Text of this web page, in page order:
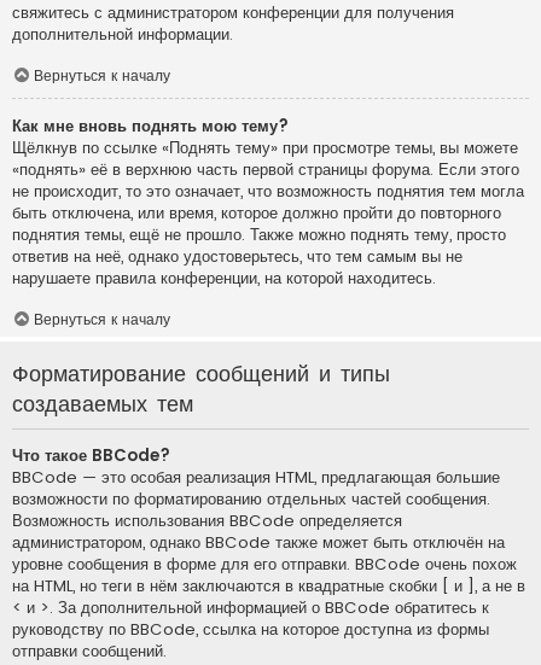
свяжитесь с администратором конференции для получения
дополнительной информации.
Вернуться к началу
Как мне вновь поднять мою тему?
Щёлкнув по ссылке «Поднять тему» при просмотре темы, вы можете
«поднять» её в верхнюю часть первой страницы форума. Если этого
не происходит, то это означает, что возможность поднятия тем могла
быть отключена, или время, которое должно пройти до повторного
поднятия темы, ещё не прошло. Также можно поднять тему, просто
ответив на неё, однако удостоверьтесь, что тем самым вы не
нарушаете правила конференции, на которой находитесь.
Вернуться к началу
Форматирование сообщений и типы
создаваемых тем
Что такое BBCode?
BBCode — это особая реализация HTML, предлагающая большие
возможности по форматированию отдельных частей сообщения.
Возможность использования BBCode определяется
администратором, однако BBCode также может быть отключён на
уровне сообщения в форме для его отправки. BBCode очень похож
на HTML, но теги в нём заключаются в квадратные скобки [ и ], а не в
< и >. За дополнительной информацией о BBCode обратитесь к
руководству по BBCode, ссылка на которое доступна из формы
отправки сообщений.